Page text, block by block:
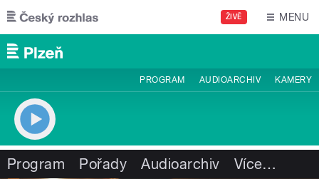
Přejít k hlavnímu obsahu
ŽIVĚ MENU
PROGRAM AUDIOARCHIV KAMERY
Program Pořady Audioarchiv Více…